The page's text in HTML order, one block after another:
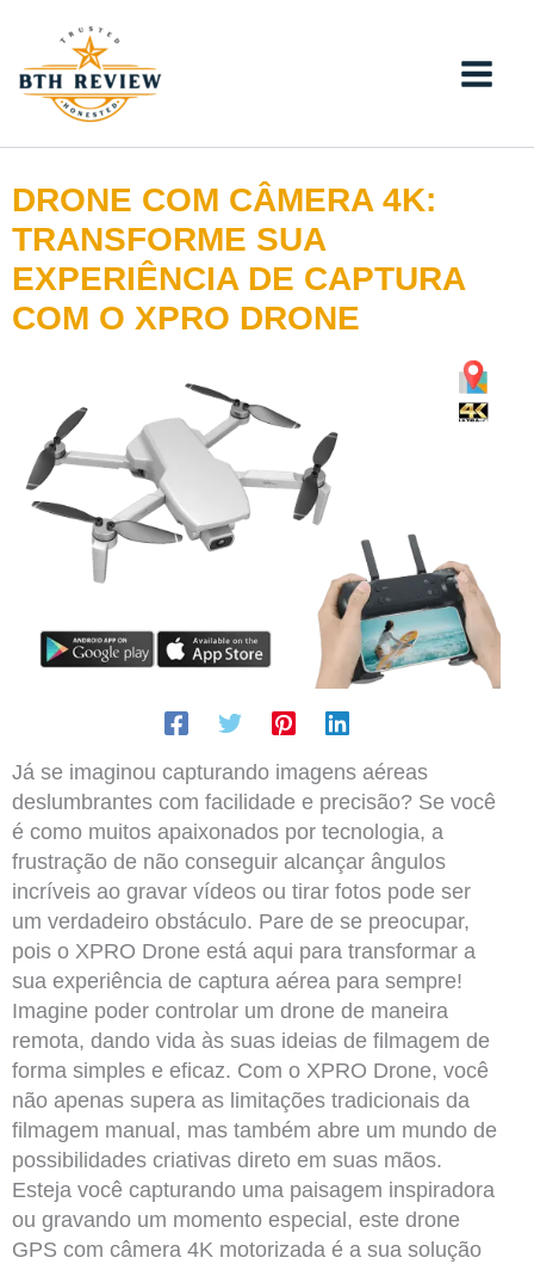
conteúdo
DRONE COM CÂMERA 4K:
TRANSFORME SUA
EXPERIÊNCIA DE CAPTURA
COM O XPRO DRONE
Já se imaginou capturando imagens aéreas
deslumbrantes com facilidade e precisão? Se você
é como muitos apaixonados por tecnologia, a
frustração de não conseguir alcançar ângulos
incríveis ao gravar vídeos ou tirar fotos pode ser
um verdadeiro obstáculo. Pare de se preocupar,
pois o XPRO Drone está aqui para transformar a
sua experiência de captura aérea para sempre!
Imagine poder controlar um drone de maneira
remota, dando vida às suas ideias de filmagem de
forma simples e eficaz. Com o XPRO Drone, você
não apenas supera as limitações tradicionais da
filmagem manual, mas também abre um mundo de
possibilidades criativas direto em suas mãos.
Esteja você capturando uma paisagem inspiradora
ou gravando um momento especial, este drone
GPS com câmera 4K motorizada é a sua solução